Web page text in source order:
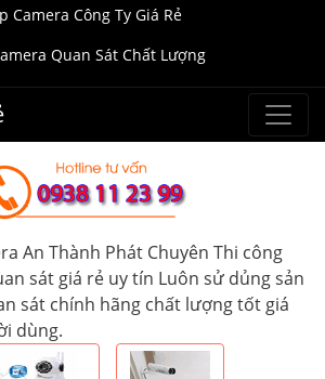
Camera Công Ty Giá Rẻ
Quan Sát Chất Lượng
An Thành Phát Chuyên Thi công
sát giá rẻ uy tín Luôn sử dủng sản
sát chính hãng chất lượng tốt giá
dùng.